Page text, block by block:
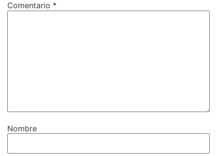
Comentario *
Nombre